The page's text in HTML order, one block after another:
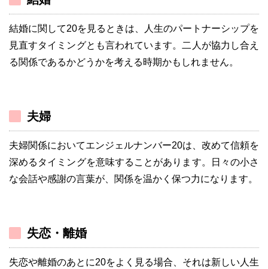
結婚に関して20を見るときは、人生のパートナーシップを
見直すタイミングとも言われています。二人が協力し合え
る関係であるかどうかを考える時期かもしれません。
夫婦
夫婦関係においてエンジェルナンバー20は、改めて信頼を
深めるタイミングを意味することがあります。日々の小さ
な会話や感謝の言葉が、関係を温かく保つ力になります。
失恋・離婚
失恋や離婚のあとに20をよく見る場合、それは新しい人生